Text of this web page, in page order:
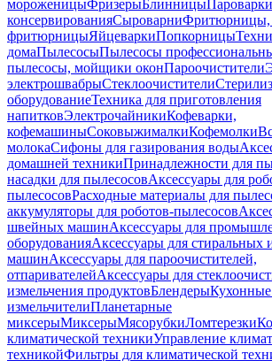
мороженицыФризерыБлинницыПароварки
консервированияСыроварни
фритюрницыЯйцеваркиПопкорницы
домаПылесосыПылесосы
пылесосы, мойщики оконПароочистители
электрошвабрыСтеклоочистители
оборудованиеТехника для приготовления
напитковЭлектрочайникиКофеварки,
кофемашиныСоковыжималкиКофемолки
молокаСифоны для газирования воды
домашней техникиПринадлежности для
насадки для пылесосовАксессуары для
пылесосовРасходные материалы для
аккумуляторы для роботов-пылесосов
швейных машинАксессуары для
оборудованияАксессуары для стиральных
машинАксессуары для пароочистителей,
отпаривателейАксессуары для
измельчения продуктовБлендеры
измельчителиПланетарные
миксерыМиксерыМясорубкиЛомтерезки
климатической техникиУправление
техникойФильтры для климатической